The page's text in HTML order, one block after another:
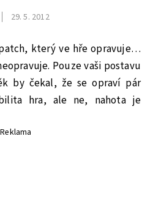
29. 5. 2012
který ve hře opravuje…
Pouze vaši postavu
by čekal, že se opraví pár
hra, ale ne, nahota je
Reklama